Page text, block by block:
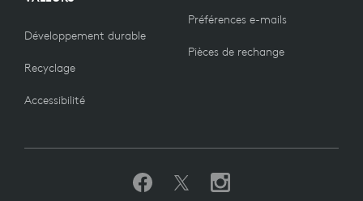
Développement durable
Recyclage
Accessibilité
Préférences e-mails
Pièces de rechange